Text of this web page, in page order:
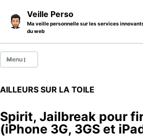
Veille Perso
Ma veille personnelle sur les services
du web
Menu
Catégories
AILLEURS SUR LA TOILE
Spirit, Jailbreak pour
(iPhone 3G, 3GS et